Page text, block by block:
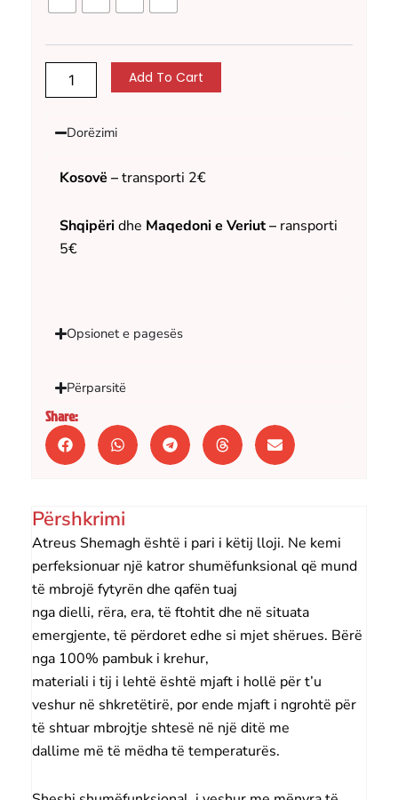
Add To Cart
Dorëzimi
Kosovë –transporti 2€
Shqipëridhe Maqedoni e Veriut – ransporti
5€
Opsionet e pagesës
Përparsitë
Share:
Përshkrimi
Atreus Shemagh është i pari i këtij lloji. Ne kemi
perfeksionuar një katror shumëfunksional që mund
të mbrojë fytyrën dhe qafën tuaj
nga dielli, rëra, era, të ftohtit dhe në situata
emergjente, të përdoret edhe si mjet shërues. Bërë
nga 100% pambuk i krehur,
materiali i tij i lehtë është mjaft i hollë për t’u
veshur në shkretëtirë, por ende mjaft i ngrohtë për
të shtuar mbrojtje shtesë në një ditë me
dallime më të mëdha të temperaturës.